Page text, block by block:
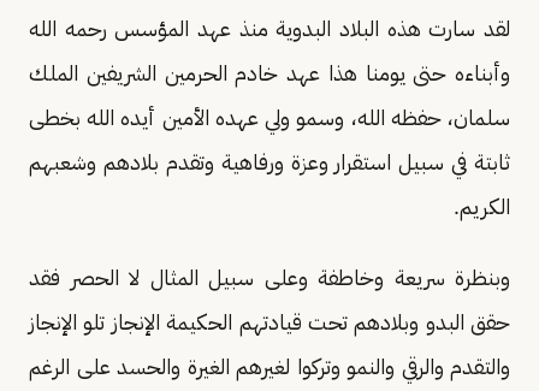
لقد سارت هذه البلاد البدوية منذ عهد المؤسس رحمه الله
وأبناءه حتى يومنا هذا عهد خادم الحرمين الشريفين الملك
سلمان، حفظه الله، وسمو ولي عهده الأمين أيده الله بخطى
ثابتة في سبيل استقرار وعزة ورفاهية وتقدم بلادهم وشعبهم
الكريم.
وبنظرة سريعة وخاطفة وعلى سبيل المثال لا الحصر فقد
حقق البدو وبلادهم تحت قيادتهم الحكيمة الإنجاز تلو الإنجاز
والتقدم والرقي والنمو وتركوا لغيرهم الغيرة والحسد على الرغم